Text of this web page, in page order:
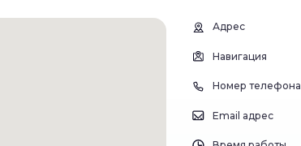
Адрес
Навигация
Номер телефона
Email адрес